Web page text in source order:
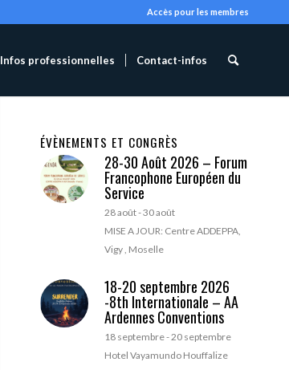
Accès pour les membres
Infos professionnelles Contact-infos
ÉVÈNEMENTS ET CONGRÈS
28-30 Août 2026 – Forum
Francophone Européen du
Service
28 août-30 août
MISE A JOUR: Centre ADDEPPA,
Vigy , Moselle
18-20 septembre 2026
-8th Internationale – AA
Ardennes Conventions
18 septembre-20 septembre
Hotel Vayamundo Houffalize